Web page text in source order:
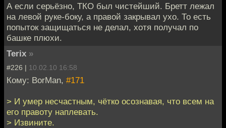
А если серьёзно, ТКО был чистейший. Бретт лежал
на левой руке-боку, а правой закрывал ухо. То есть
попыток защищаться не делал, хотя получал по
башке плюхи.
Terix »
#226 | 10.02.10 16:58
Кому: BorMan, #171
> И умер несчастным, чётко осознавая, что всем на
его правоту наплевать.
> Извините.